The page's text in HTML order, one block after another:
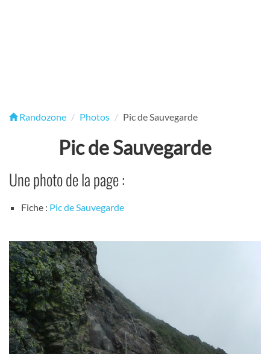
Randozone Photos Pic de Sauvegarde
Pic de Sauvegarde
Une photo de la page :
Fiche : Pic de Sauvegarde